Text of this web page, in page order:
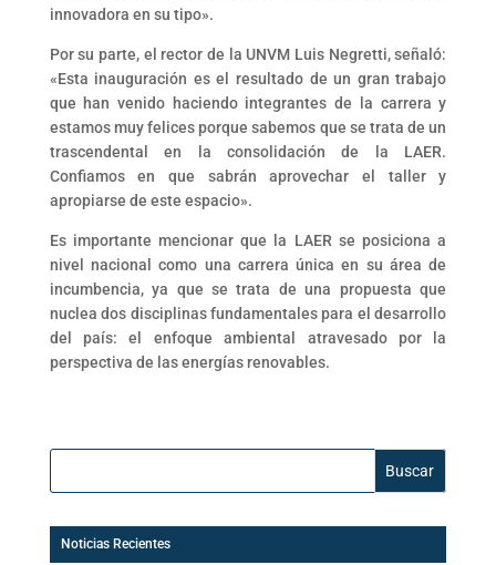
innovadora en su tipo».
Por su parte, el rector de la UNVM Luis Negretti, señaló:
«Esta inauguración es el resultado de un gran trabajo
que han venido haciendo integrantes de la carrera y
estamos muy felices porque sabemos que se trata de un
trascendental en la consolidación de la LAER.
Confiamos en que sabrán aprovechar el taller y
apropiarse de este espacio».
Es importante mencionar que la LAER se posiciona a
nivel nacional como una carrera única en su área de
incumbencia, ya que se trata de una propuesta que
nuclea dos disciplinas fundamentales para el desarrollo
del país: el enfoque ambiental atravesado por la
perspectiva de las energías renovables.
Buscar:
Noticias Recientes